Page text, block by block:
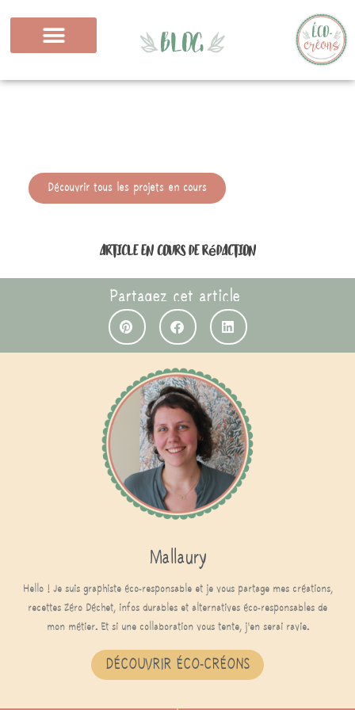
Découvrir tous les projets en cours
Article en cours de rédaction
Partagez cet article
Mallaury
Hello ! Je suis graphiste éco-responsable et je vous partage mes créations,
recettes Zéro Déchet, infos durables et alternatives éco-responsables de
mon métier. Et si une collaboration vous tente, j'en serai ravie.
DÉCOUVRIR ÉCO-CRÉONS